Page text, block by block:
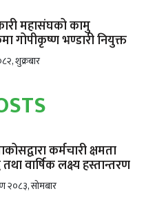
महासंघको कामु
गोपीकृष्ण भण्डारी नियुक्त
शुक्रबार
कर्मचारी क्षमता
वार्षिक लक्ष्य हस्तान्तरण
२०८३, सोमबार